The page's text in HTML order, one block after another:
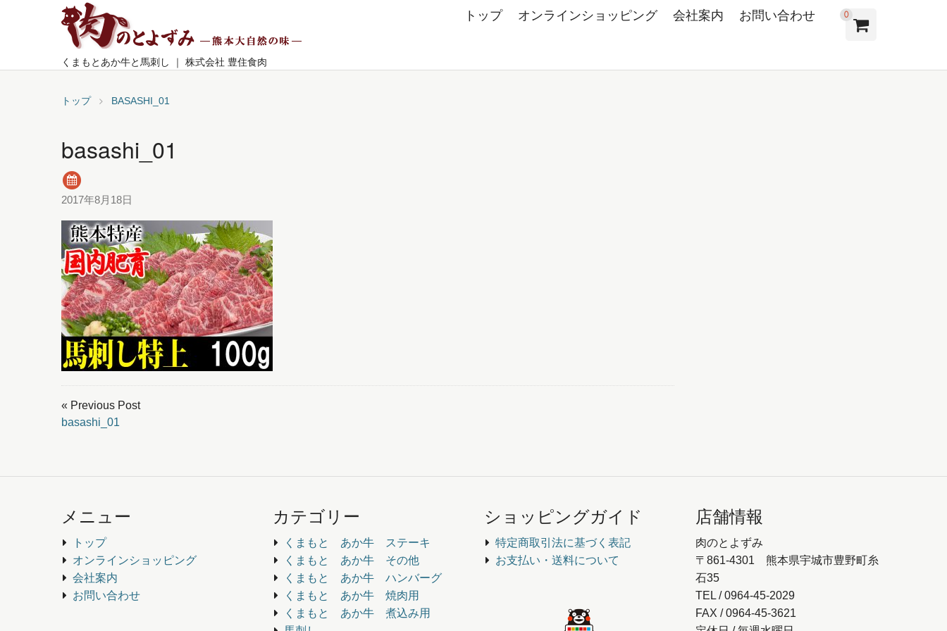
0
トップ オンラインショッピング 会社案内 お問い合わせ
くまもとあか牛と馬刺し ｜ 株式会社 豊住食肉
トップ BASASHI_01
basashi_01
2017年8月18日
« Previous Post
basashi_01
メニュー
トップ
オンラインショッピング
会社案内
お問い合わせ
カテゴリー
くまもと あか牛 ステーキ
くまもと あか牛 その他
くまもと あか牛 ハンバーグ
くまもと あか牛 焼肉用
くまもと あか牛 煮込み用
ショッピングガイド
特定商取引法に基づく表記
お支払い・送料について
店舗情報
肉のとよずみ
〒861-4301 熊本県宇城市豊野町糸
石35
TEL / 0964-45-2029
FAX / 0964-45-3621